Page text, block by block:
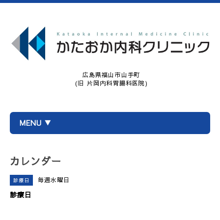
広島県福山市山手町
(旧 片岡内科胃腸科医院)
MENU ▼
カレンダー
診療日 毎週水曜日
診療日